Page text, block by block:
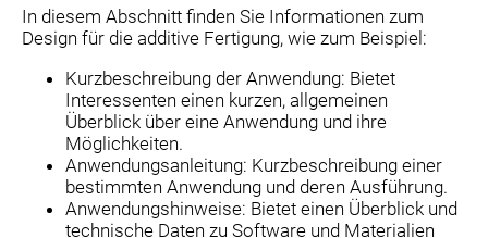
In diesem Abschnitt finden Sie Informationen zum
Design für die additive Fertigung, wie zum Beispiel:
Kurzbeschreibung der Anwendung: Bietet
Interessenten einen kurzen, allgemeinen
Überblick über eine Anwendung und ihre
Möglichkeiten.
Anwendungsanleitung: Kurzbeschreibung einer
bestimmten Anwendung und deren Ausführung.
Anwendungshinweise: Bietet einen Überblick und
technische Daten zu Software und Materialien